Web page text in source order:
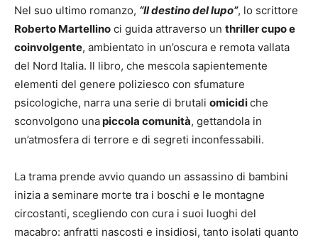
Nel suo ultimo romanzo, “Il destino del lupo”, lo scrittore
Roberto Martellino ci guida attraverso un thriller cupo e
coinvolgente, ambientato in un’oscura e remota vallata
del Nord Italia. Il libro, che mescola sapientemente
elementi del genere poliziesco con sfumature
psicologiche, narra una serie di brutali omicidiche
sconvolgono unapiccola comunità, gettandola in
un’atmosfera di terrore e di segreti inconfessabili.
La trama prende avvio quando un assassino di bambini
inizia a seminare morte tra i boschi e le montagne
circostanti, scegliendo con cura i suoi luoghi del
macabro: anfratti nascosti e insidiosi, tanto isolati quanto